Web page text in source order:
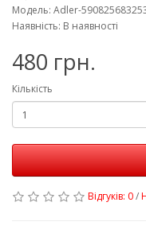
Модель: Adler-
Наявність: В наявності
480 грн.
Кількість
Відгуків: 0/